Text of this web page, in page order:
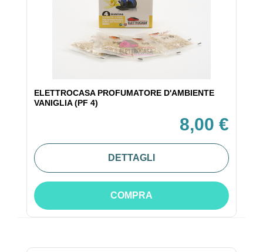
ELETTROCASA PROFUMATORE D'AMBIENTE
VANIGLIA (PF 4)
8,00 €
DETTAGLI
COMPRA